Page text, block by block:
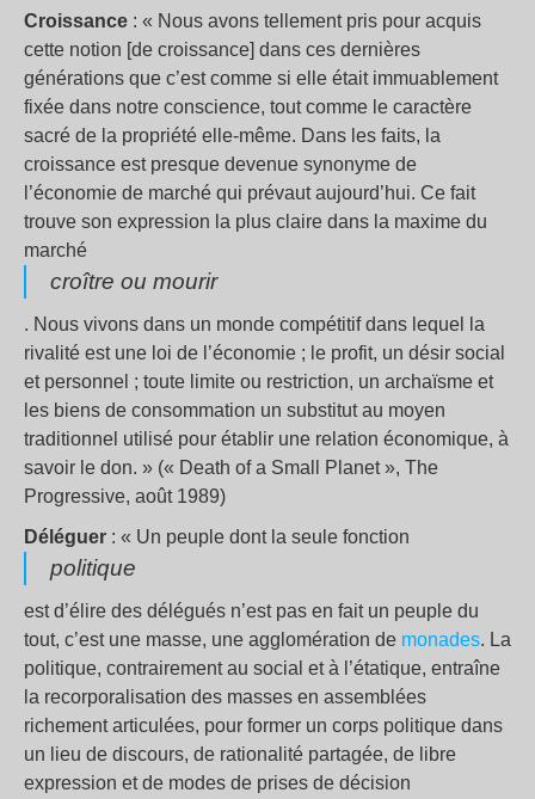
Croissance : « Nous avons tellement pris pour acquis
cette notion [de croissance] dans ces dernières
générations que c’est comme si elle était immuablement
fixée dans notre conscience, tout comme le caractère
sacré de la propriété elle-même. Dans les faits, la
croissance est presque devenue synonyme de
l’économie de marché qui prévaut aujourd’hui. Ce fait
trouve son expression la plus claire dans la maxime du
marché
croître ou mourir
. Nous vivons dans un monde compétitif dans lequel la
rivalité est une loi de l’économie ; le profit, un désir social
et personnel ; toute limite ou restriction, un archaïsme et
les biens de consommation un substitut au moyen
traditionnel utilisé pour établir une relation économique, à
savoir le don. » (« Death of a Small Planet », The
Progressive, août 1989)
Déléguer : « Un peuple dont la seule fonction
politique
est d’élire des délégués n’est pas en fait un peuple du
tout, c’est une masse, une agglomération de monades. La
politique, contrairement au social et à l’étatique, entraîne
la recorporalisation des masses en assemblées
richement articulées, pour former un corps politique dans
un lieu de discours, de rationalité partagée, de libre
expression et de modes de prises de décision